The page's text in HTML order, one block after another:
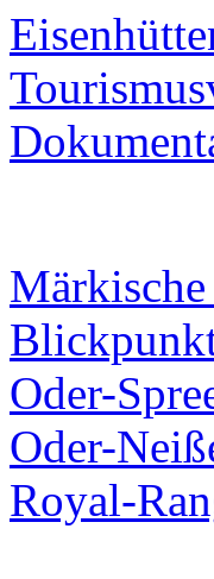
Oder-
Oder-
Royal-